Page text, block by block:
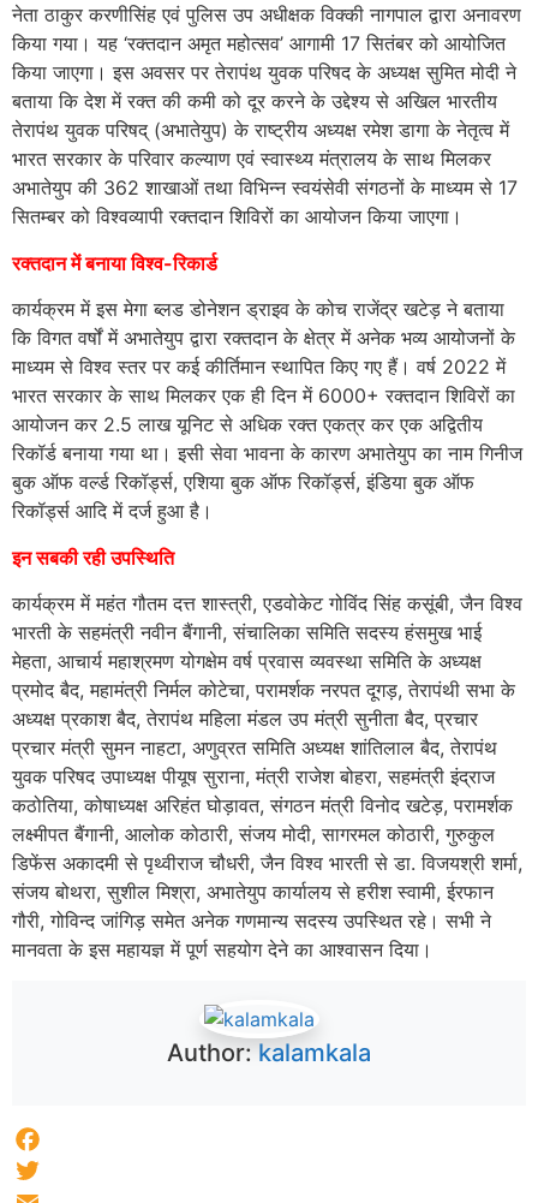
नेता ठाकुर करणीसिंह एवं पुलिस उप अधीक्षक विक्की नागपाल द्वारा अनावरण
किया गया। यह ‘रक्तदान अमृत महोत्सव’ आगामी 17 सितंबर को आयोजित
किया जाएगा। इस अवसर पर तेरापंथ युवक परिषद के अध्यक्ष सुमित मोदी ने
बताया कि देश में रक्त की कमी को दूर करने के उद्देश्य से अखिल भारतीय
तेरापंथ युवक परिषद् (अभातेयुप) के राष्ट्रीय अध्यक्ष रमेश डागा के नेतृत्व में
भारत सरकार के परिवार कल्याण एवं स्वास्थ्‍य मंत्रालय के साथ मिलकर
अभातेयुप की 362 शाखाओं तथा विभिन्न स्वयंसेवी संगठनों के माध्यम से 17
सितम्बर को विश्वव्यापी रक्तदान शिविरों का आयोजन किया जाएगा।
रक्तदान में बनाया विश्व-रिकार्ड
कार्यक्रम में इस मेगा ब्लड डोनेशन ड्राइव के कोच राजेंद्र खटेड़ ने बताया
कि विगत वर्षों में अभातेयुप द्वारा रक्तदान के क्षेत्र में अनेक भव्य आयोजनों के
माध्यम से विश्व स्तर पर कई कीर्तिमान स्थापित किए गए हैं। वर्ष 2022 में
भारत सरकार के साथ मिलकर एक ही दिन में 6000+ रक्तदान शिविरों का
आयोजन कर 2.5 लाख यूनिट से अधिक रक्त एकत्र कर एक अद्वितीय
रिकॉर्ड बनाया गया था। इसी सेवा भावना के कारण अभातेयुप का नाम गिनीज
बुक ऑफ वर्ल्ड रिकॉर्ड्स, एशिया बुक ऑफ रिकॉर्ड्स, इंडिया बुक ऑफ
रिकॉर्ड्स आदि में दर्ज हुआ है।
इन सबकी रही उपस्थिति
कार्यक्रम में महंत गौतम दत्त शास्त्री, एडवोकेट गोविंद सिंह कसूंबी, जैन विश्व
भारती के सहमंत्री नवीन बैंगानी, संचालिका समिति सदस्य हंसमुख भाई
मेहता, आचार्य महाश्रमण योगक्षेम वर्ष प्रवास व्यवस्था समिति के अध्यक्ष
प्रमोद बैद, महामंत्री निर्मल कोटेचा, परामर्शक नरपत दूगड़, तेरापंथी सभा के
अध्यक्ष प्रकाश बैद, तेरापंथ महिला मंडल उप मंत्री सुनीता बैद, प्रचार
प्रचार मंत्री सुमन नाहटा, अणुव्रत समिति अध्यक्ष शांतिलाल बैद, तेरापंथ
युवक परिषद उपाध्यक्ष पीयूष सुराना, मंत्री राजेश बोहरा, सहमंत्री इंद्राज
कठोतिया, कोषाध्यक्ष अरिहंत घोड़ावत, संगठन मंत्री विनोद खटेड़, परामर्शक
लक्ष्मीपत बैंगानी, आलोक कोठारी, संजय मोदी, सागरमल कोठारी, गुरुकुल
डिफेंस अकादमी से पृथ्वीराज चौधरी, जैन विश्व भारती से डा. विजयश्री शर्मा,
संजय बोथरा, सुशील मिश्रा, अभातेयुप कार्यालय से हरीश स्वामी, ईरफान
गौरी, गोविन्द जांगिड़ समेत अनेक गणमान्य सदस्य उपस्थित रहे। सभी ने
मानवता के इस महायज्ञ में पूर्ण सहयोग देने का आश्वासन दिया।
Author: kalamkala
Facebook